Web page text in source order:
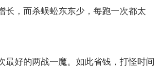
长，而杀蜈蚣东东少，每跑一次都太
好的两战一魔。如此省钱，打怪时间